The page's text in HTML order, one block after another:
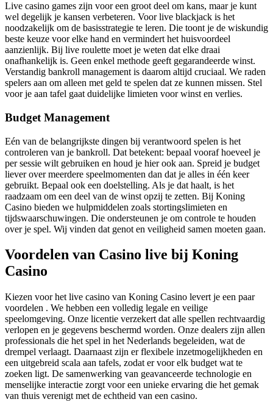
Live casino games zijn voor een groot deel om kans, maar je kunt
wel degelijk je kansen verbeteren. Voor live blackjack is het
noodzakelijk om de basisstrategie te leren. Die toont je de wiskundig
beste keuze voor elke hand en vermindert het huisvoordeel
aanzienlijk. Bij live roulette moet je weten dat elke draai
onafhankelijk is. Geen enkel methode geeft gegarandeerde winst.
Verstandig bankroll management is daarom altijd cruciaal. We raden
spelers aan om alleen met geld te spelen dat ze kunnen missen. Stel
voor je aan tafel gaat duidelijke limieten voor winst en verlies.
Budget Management
Eén van de belangrijkste dingen bij verantwoord spelen is het
controleren van je bankroll. Dat betekent: bepaal vooraf hoeveel je
per sessie wilt gebruiken en houd je hier ook aan. Spreid je budget
liever over meerdere speelmomenten dan dat je alles in één keer
gebruikt. Bepaal ook een doelstelling. Als je dat haalt, is het
raadzaam om een deel van de winst opzij te zetten. Bij Koning
Casino bieden we hulpmiddelen zoals stortingslimieten en
tijdswaarschuwingen. Die ondersteunen je om controle te houden
over je spel. Wij vinden dat genot en veiligheid samen moeten gaan.
Voordelen van Casino live bij Koning
Casino
Kiezen voor het live casino van Koning Casino levert je een paar
voordelen . We hebben een volledig legale en veilige
speelomgeving. Onze licentie verzekert dat alle spellen rechtvaardig
verlopen en je gegevens beschermd worden. Onze dealers zijn allen
professionals die het spel in het Nederlands begeleiden, wat de
drempel verlaagt. Daarnaast zijn er flexibele inzetmogelijkheden en
een uitgebreid scala aan tafels, zodat er voor elk budget wat te
zoeken ligt. De samenwerking van geavanceerde technologie en
menselijke interactie zorgt voor een unieke ervaring die het gemak
van thuis verenigt met de echtheid van een casino.